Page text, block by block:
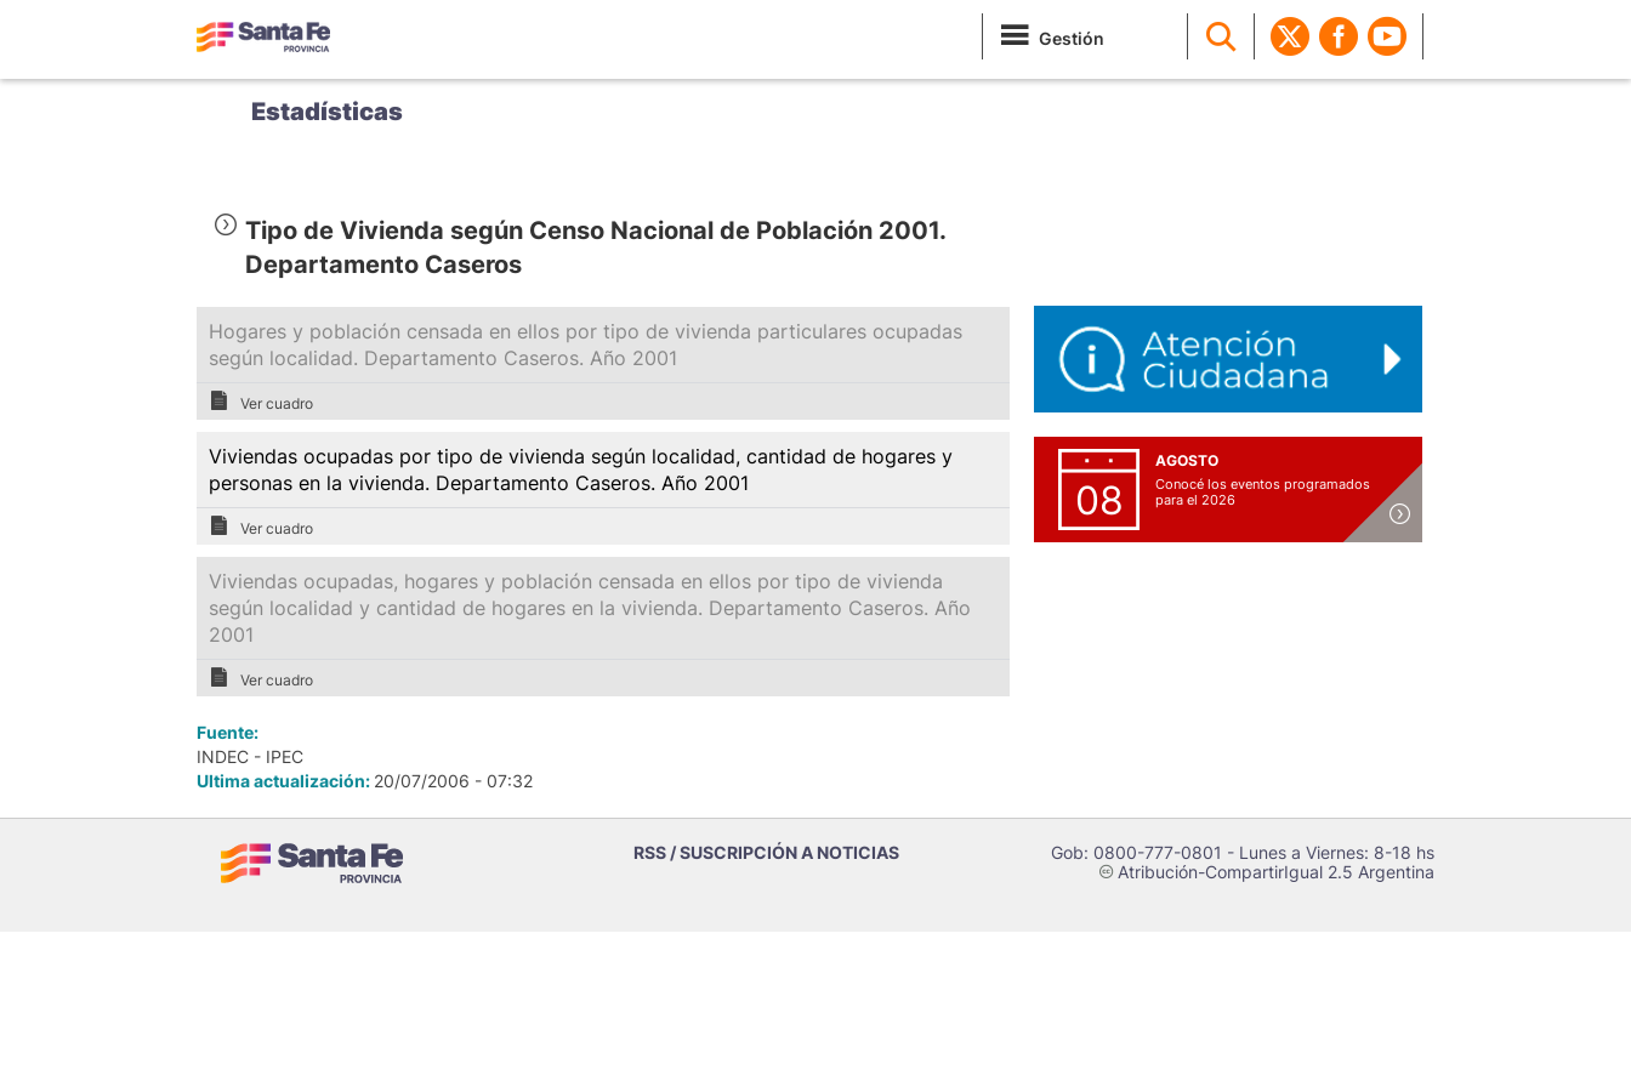
Gestión
Estadísticas
Tipo de Vivienda según Censo Nacional de Población 2001.
Departamento Caseros
Hogares y población censada en ellos por tipo de vivienda particulares ocupadas
según localidad. Departamento Caseros. Año 2001
Ver cuadro
Viviendas ocupadas por tipo de vivienda según localidad, cantidad de hogares y
personas en la vivienda. Departamento Caseros. Año 2001
Ver cuadro
Viviendas ocupadas, hogares y población censada en ellos por tipo de vivienda
según localidad y cantidad de hogares en la vivienda. Departamento Caseros. Año
2001
Ver cuadro
Fuente:
INDEC - IPEC
Ultima actualización: 20/07/2006 - 07:32
08
AGOSTO
Conocé los eventos programados
para el 2026
RSS / SUSCRIPCIÓN A NOTICIAS Gob: 0800-777-0801 - Lunes a Viernes: 8-18 hs
cAtribución-CompartirIgual 2.5 Argentina